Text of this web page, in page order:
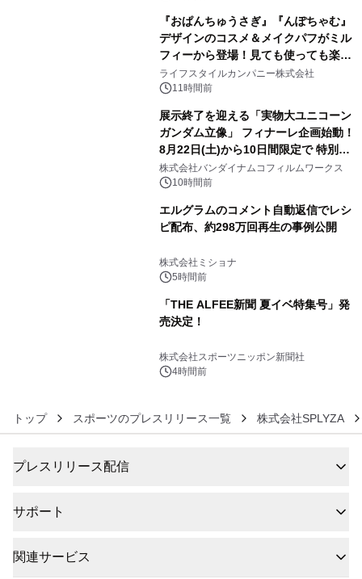
『おぱんちゅうさぎ』『んぽちゃむ』
デザインのコスメ＆メイクパフがミル
フィーから登場！見ても使っても楽し
い、ポップでキュートなコレクショ
ン。
ライフスタイルカンパニー株式会社
11時間前
展示終了を迎える「実物大ユニコーン
ガンダム立像」 フィナーレ企画始動！
8月22日(土)から10日間限定で 特別映
像『UNICORN GUNDAM Statue ―
BEYOND POSSIBILITY ―』を上映！
株式会社バンダイナムコフィルムワークス
10時間前
エルグラムのコメント自動返信でレシ
ピ配布、約298万回再生の事例公開
株式会社ミショナ
5時間前
「THE ALFEE新聞 夏イベ特集号」発
売決定！
株式会社スポーツニッポン新聞社
4時間前
トップ スポーツのプレスリリース一覧 株式会社SPLYZA
プレスリリース配信
サポート
関連サービス